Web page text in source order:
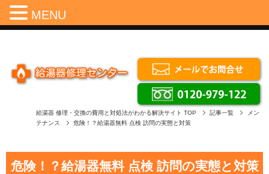
給湯器 修理・交換の費用と対処法がわかる解決サイト TOP 記事一覧
メン
テナンス
危険！？給湯器無料 点検 訪問の実態と対策
危険！？給湯器無料 点検 訪問の実態と対策
MENU
Menu